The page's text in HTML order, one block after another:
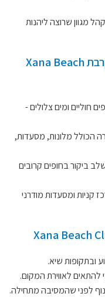
מגוון שרוצה ליהנות
אטרקציות ומקומות שכדאי לבקר בקרבת Xana Beach
חוליים ומים צלולים -
הכולל מלונות, מסעדות,
ביקור בחופים קרובים
קניות ומסעדות מודרני
ובתקופות שיא.
להתאים לאווירת המקום.
לפני שהמסיבה מתחילה.